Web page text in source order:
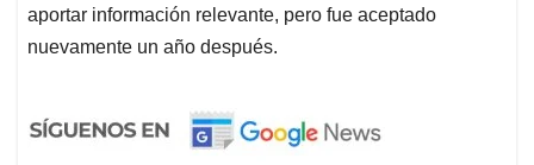
aportar información relevante, pero fue aceptado
nuevamente un año después.